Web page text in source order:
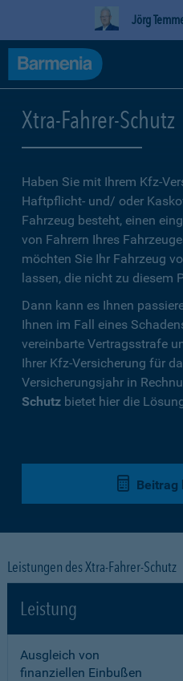
Jörg
Xtra-Fahrer-Schutz
Haben Sie mit Ihrem Kfz-
Haftpflicht- und/ oder
Fahrzeug besteht, einen
von Fahrern Ihres
möchten Sie Ihr Fahrzeug
lassen, die nicht zu diesem
Dann kann es Ihnen
Ihnen im Fall eines
vereinbarte Vertragsstrafe
Ihrer Kfz-Versicherung für
Versicherungsjahr in
Schutz bietet hier die
Beitrag
Leistungen des Xtra-Fahrer-Schutz
Leistung
Ausgleich von
finanziellen Einbußen